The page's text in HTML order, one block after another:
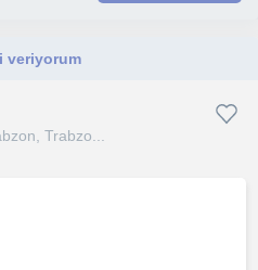
veriyorum
Trabzo...